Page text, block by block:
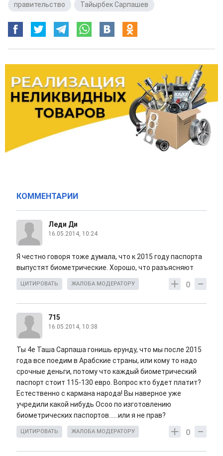
правительство
Тайырбек Сарпашев
КОММЕНТАРИИ
Леди Ди
16.05.2014, 10:24
Я честно говоря тоже думала, что к 2015 году паспорта
выпустят биометрические. Хорошо, что разъясняют
0
ЦИТИРОВАТЬ ЖАЛОБА МОДЕРАТОРУ
715
16.05.2014, 10:38
Ты 4е Таша Сарпаша гонишь ерунду, что мы после 2015
года все поедим в Арабские страны, или кому то надо
срочные деньги, потому что каждый биометрический
паспорт стоит 115-130 евро. Вопрос кто будет платит?
Естественно с кармана народа! Вы наверное уже
учредили какой нибудь Осоо по изготовлению
биометрических паспортов......или я не прав?
0
ЦИТИРОВАТЬ ЖАЛОБА МОДЕРАТОРУ